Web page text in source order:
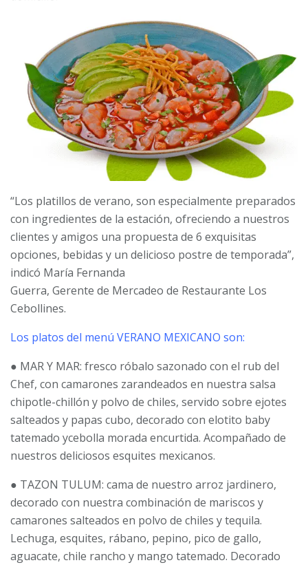
“Los platillos de verano, son especialmente preparados
con ingredientes de la estación, ofreciendo a nuestros
clientes y amigos una propuesta de 6 exquisitas
opciones, bebidas y un delicioso postre de temporada”,
indicó María Fernanda
Guerra, Gerente de Mercadeo de Restaurante Los
Cebollines.
Los platos del menú VERANO MEXICANO son:
● MAR Y MAR: fresco róbalo sazonado con el rub del
Chef, con camarones zarandeados en nuestra salsa
chipotle-chillón y polvo de chiles, servido sobre ejotes
salteados y papas cubo, decorado con elotito baby
tatemado ycebolla morada encurtida. Acompañado de
nuestros deliciosos esquites mexicanos.
● TAZON TULUM: cama de nuestro arroz jardinero,
decorado con nuestra combinación de mariscos y
camarones salteados en polvo de chiles y tequila.
Lechuga, esquites, rábano, pepino, pico de gallo,
aguacate, chile rancho y mango tatemado. Decorado